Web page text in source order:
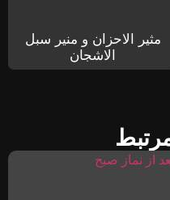
مثیر الاحزان و منیر سبل
الاشجان